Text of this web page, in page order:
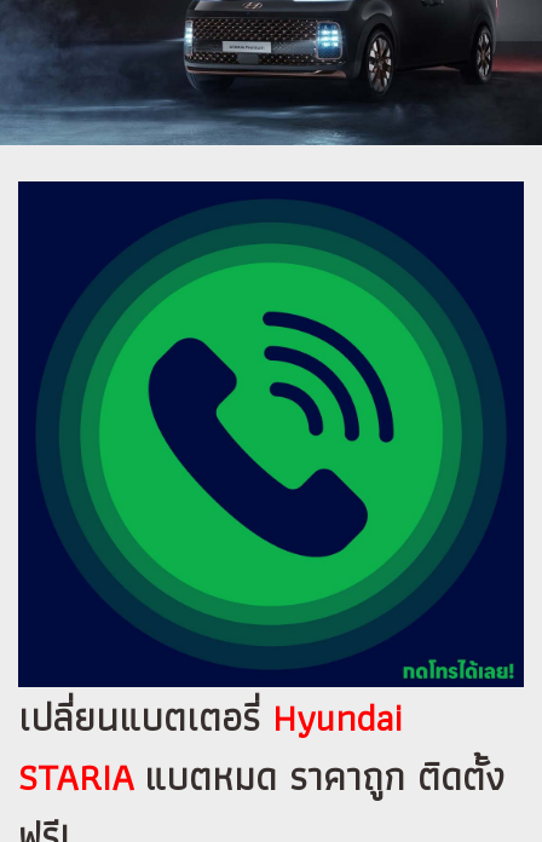
เปลี่ยนแบตเตอรี่ Hyundai
STARIA แบตหมด ราคาถูก ติดตั้ง